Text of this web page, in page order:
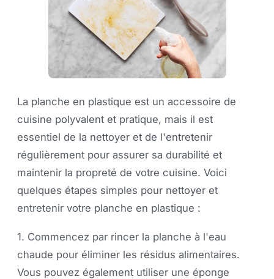
La planche en plastique est un accessoire de
cuisine polyvalent et pratique, mais il est
essentiel de la nettoyer et de l'entretenir
régulièrement pour assurer sa durabilité et
maintenir la propreté de votre cuisine. Voici
quelques étapes simples pour nettoyer et
entretenir votre planche en plastique :
1. Commencez par rincer la planche à l'eau
chaude pour éliminer les résidus alimentaires.
Vous pouvez également utiliser une éponge